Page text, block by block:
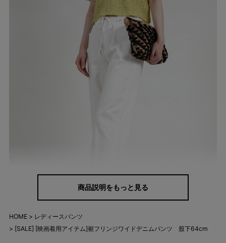
商品説明をもっと見る
HOME
レディースパンツ
[SALE] [映画着用アイテム]裾フリンジワイドデニムパンツ 股下64cm